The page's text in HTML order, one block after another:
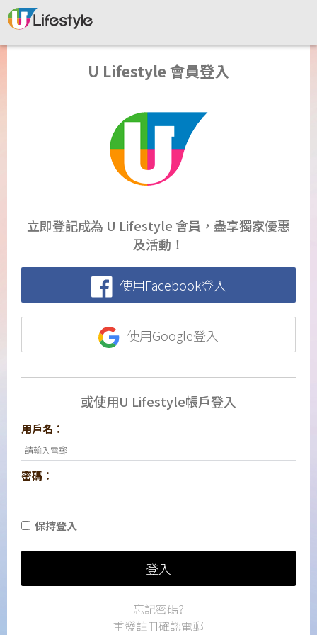
U Lifestyle 會員登入
立即登記成為 U Lifestyle 會員，盡享獨家優惠
及活動！
使用Facebook登入
使用Google登入
或使用U Lifestyle帳戶登入
用戶名：
密碼：
保持登入
登入
忘記密碼?
重發註冊確認電郵